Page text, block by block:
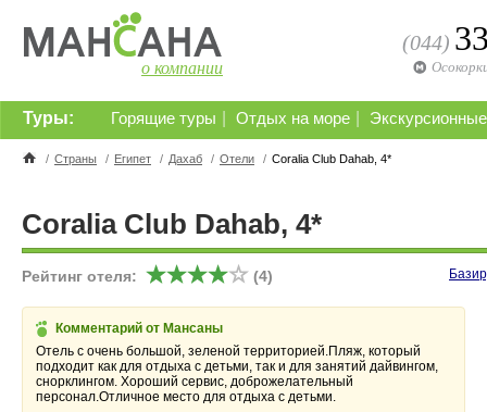
о компании
(044)
Горящие туры Отдых на море
Туры:
/ Страны / Египет / Дахаб / Отели / Coralia Club Dahab, 4*
Coralia Club Dahab, 4*
Рейтинг отеля: (4)
Комментарий от Мансаны
Отель с очень большой, зеленой территорией.Пляж, который
подходит как для отдыха с детьми, так и для занятий дайвингом,
снорклингом. Хороший сервис, доброжелательный
персонал.Отличное место для отдыха с детьми.